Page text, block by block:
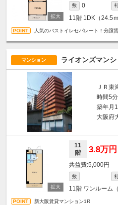
敷 0
11階 1DK（24.5ｍ
人気のバストイレセパレート！分譲
マンション ライオンズマン
ＪＲ東
時間5分
築年月
大阪府
11
階
3.8万円
5,000円
敷
11階 ワンルーム
新大阪賃貸マンション1R